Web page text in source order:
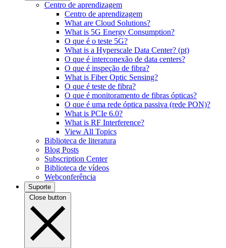
Centro de aprendizagem
Centro de aprendizagem
What are Cloud Solutions?
What is 5G Energy Consumption?
O que é o teste 5G?
What is a Hyperscale Data Center? (pt)
O que é interconexão de data centers?
O que é inspeção de fibra?
What is Fiber Optic Sensing?
O que é teste de fibra?
O que é monitoramento de fibras ópticas?
O que é uma rede óptica passiva (rede PON)?
What is PCIe 6.0?
What is RF Interference?
View All Topics
Biblioteca de literatura
Blog Posts
Subscription Center
Biblioteca de vídeos
Webconferência
Suporte
Close button